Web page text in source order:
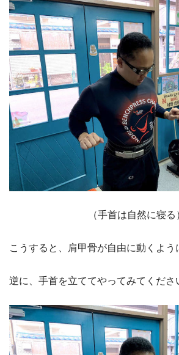
（手首は自然に寝る
こうすると、肩甲骨が自由に動くよう
逆に、手首を立ててやってみてくださ